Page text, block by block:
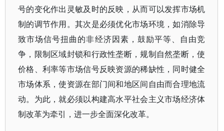
号的变化作出灵敏及时的反映，从而可以发挥市场机
制的调节作用。其次是必须优化市场环境，如消除导
致市场信号扭曲的非经济因素，鼓励平等、自由竞
争，限制区域封锁和行政性垄断，规制自然垄断，使
价格、利率等市场信号反映资源的稀缺性，同时健全
市场体系，使资源在部门间和地区间自由而合理地流
动。为此，就必须以构建高水平社会主义市场经济体
制改革为牵引，进一步全面深化改革。